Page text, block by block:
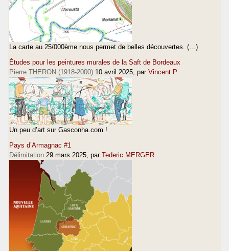
La carte au 25/000ème nous permet de belles découvertes. (…)
Études pour les peintures murales de la Saft de Bordeaux
Pierre THERON (1918-2000) 10 avril 2025 , par Vincent P.
Un peu d’art sur Gasconha.com !
Pays d’Armagnac #1
Délimitation 29 mars 2025 , par Tederic MERGER